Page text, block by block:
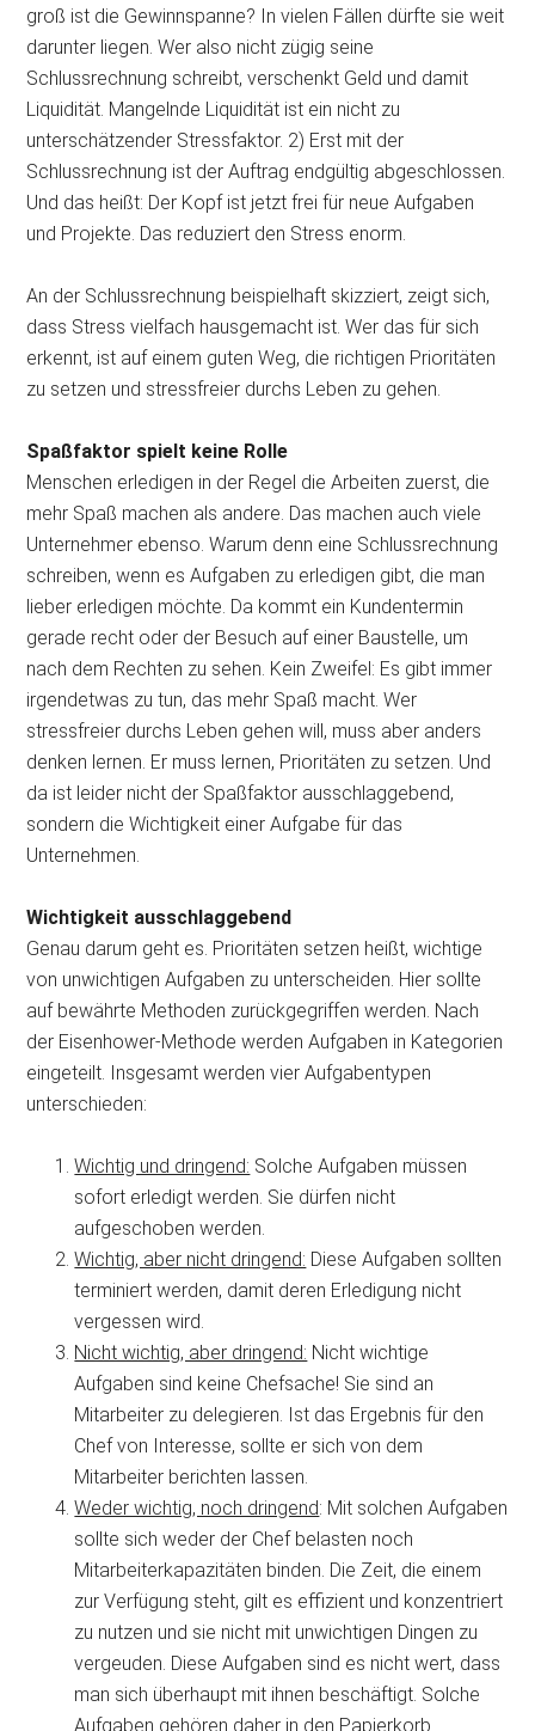
groß ist die Gewinnspanne? In vielen Fällen dürfte sie weit
darunter liegen. Wer also nicht zügig seine
Schlussrechnung schreibt, verschenkt Geld und damit
Liquidität. Mangelnde Liquidität ist ein nicht zu
unterschätzender Stressfaktor. 2) Erst mit der
Schlussrechnung ist der Auftrag endgültig abgeschlossen.
Und das heißt: Der Kopf ist jetzt frei für neue Aufgaben
und Projekte. Das reduziert den Stress enorm.
An der Schlussrechnung beispielhaft skizziert, zeigt sich,
dass Stress vielfach hausgemacht ist. Wer das für sich
erkennt, ist auf einem guten Weg, die richtigen Prioritäten
zu setzen und stressfreier durchs Leben zu gehen.
Spaßfaktor spielt keine Rolle
Menschen erledigen in der Regel die Arbeiten zuerst, die
mehr Spaß machen als andere. Das machen auch viele
Unternehmer ebenso. Warum denn eine Schlussrechnung
schreiben, wenn es Aufgaben zu erledigen gibt, die man
lieber erledigen möchte. Da kommt ein Kundentermin
gerade recht oder der Besuch auf einer Baustelle, um
nach dem Rechten zu sehen. Kein Zweifel: Es gibt immer
irgendetwas zu tun, das mehr Spaß macht. Wer
stressfreier durchs Leben gehen will, muss aber anders
denken lernen. Er muss lernen, Prioritäten zu setzen. Und
da ist leider nicht der Spaßfaktor ausschlaggebend,
sondern die Wichtigkeit einer Aufgabe für das
Unternehmen.
Wichtigkeit ausschlaggebend
Genau darum geht es. Prioritäten setzen heißt, wichtige
von unwichtigen Aufgaben zu unterscheiden. Hier sollte
auf bewährte Methoden zurückgegriffen werden. Nach
der Eisenhower-Methode werden Aufgaben in Kategorien
eingeteilt. Insgesamt werden vier Aufgabentypen
unterschieden:
Wichtig und dringend: Solche Aufgaben müssen
sofort erledigt werden. Sie dürfen nicht
aufgeschoben werden.
Wichtig, aber nicht dringend: Diese Aufgaben sollten
terminiert werden, damit deren Erledigung nicht
vergessen wird.
Nicht wichtig, aber dringend: Nicht wichtige
Aufgaben sind keine Chefsache! Sie sind an
Mitarbeiter zu delegieren. Ist das Ergebnis für den
Chef von Interesse, sollte er sich von dem
Mitarbeiter berichten lassen.
Weder wichtig, noch dringend: Mit solchen Aufgaben
sollte sich weder der Chef belasten noch
Mitarbeiterkapazitäten binden. Die Zeit, die einem
zur Verfügung steht, gilt es effizient und konzentriert
zu nutzen und sie nicht mit unwichtigen Dingen zu
vergeuden. Diese Aufgaben sind es nicht wert, dass
man sich überhaupt mit ihnen beschäftigt. Solche
Aufgaben gehören daher in den Papierkorb.